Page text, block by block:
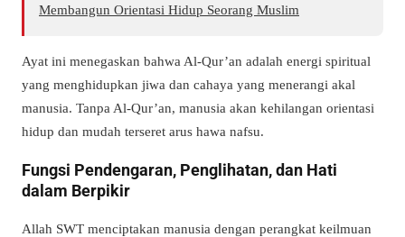
Membangun Orientasi Hidup Seorang Muslim
Ayat ini menegaskan bahwa Al-Qur’an adalah energi spiritual
yang menghidupkan jiwa dan cahaya yang menerangi akal
manusia. Tanpa Al-Qur’an, manusia akan kehilangan orientasi
hidup dan mudah terseret arus hawa nafsu.
Fungsi Pendengaran, Penglihatan, dan Hati
dalam Berpikir
Allah SWT menciptakan manusia dengan perangkat keilmuan